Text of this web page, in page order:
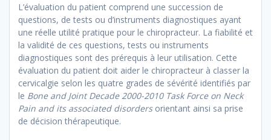
L’évaluation du patient comprend une succession de
questions, de tests ou d’instruments diagnostiques ayant
une réelle utilité pratique pour le chiropracteur. La fiabilité et
la validité de ces questions, tests ou instruments
diagnostiques sont des prérequis à leur utilisation. Cette
évaluation du patient doit aider le chiropracteur à classer la
cervicalgie selon les quatre grades de sévérité identifiés par
le Bone and Joint Decade 2000-2010 Task Force on Neck
Pain and its associated disorders orientant ainsi sa prise
de décision thérapeutique.